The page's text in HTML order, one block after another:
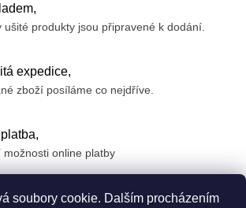
soubory cookie. Dalším procházením
ušité produkty jsou připravené k dodání.
expedice,
zboží posíláme co nejdříve.
možnosti online platby